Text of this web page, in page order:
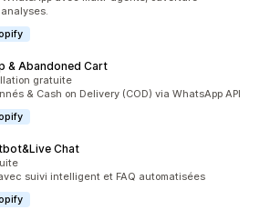
& Abandoned Cart
gratuite
& Cash on Delivery (COD) via WhatsApp API
Chat
suivi intelligent et FAQ automatisées